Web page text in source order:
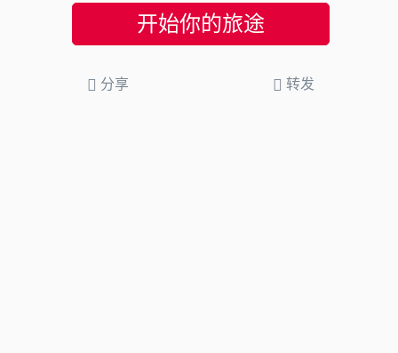
开始你的旅途
分享 转发